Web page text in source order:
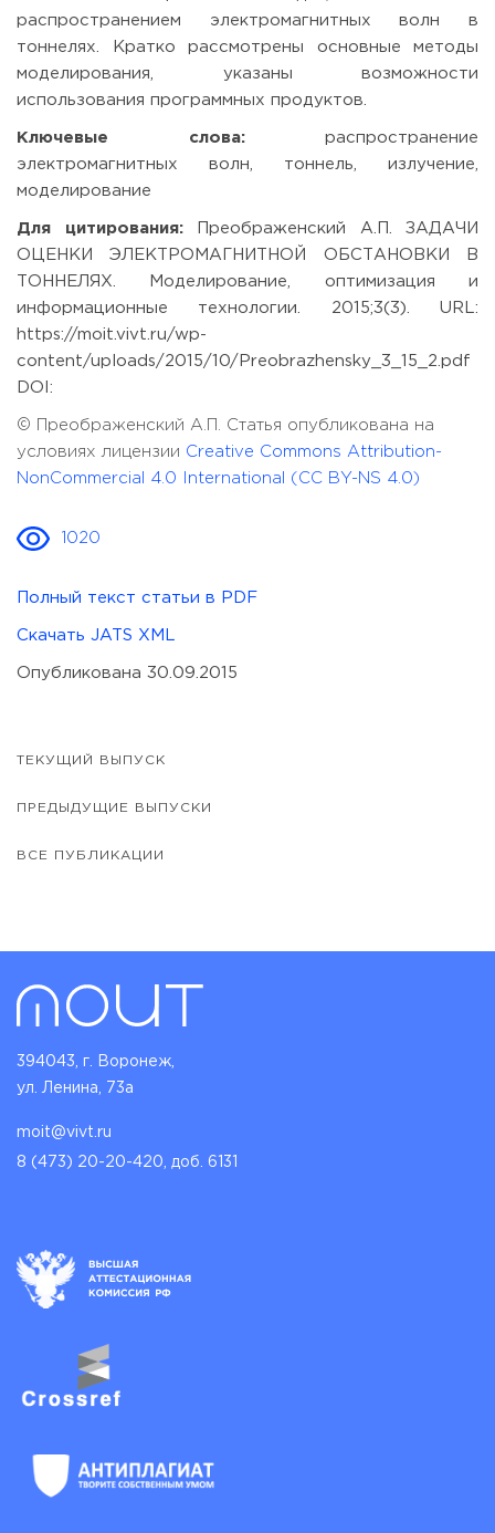
распространением электромагнитных волн в
тоннелях. Кратко рассмотрены основные методы
моделирования, указаны возможности
использования программных продуктов.
Ключевые слова:распространение
электромагнитных волн, тоннель, излучение,
моделирование
Для цитирования:Преображенский А.П. ЗАДАЧИ
ОЦЕНКИ ЭЛЕКТРОМАГНИТНОЙ ОБСТАНОВКИ В
ТОННЕЛЯХ. Моделирование, оптимизация и
информационные технологии. 2015;3(3). URL:
https://moit.vivt.ru/wp-
content/uploads/2015/10/Preobrazhensky_3_15_2.pdf
DOI:
© Преображенский А.П. Статья опубликована на
условиях лицензии Creative Commons Attribution-
NonCommercial 4.0 International (CC BY-NS 4.0)
1020
Полный текст статьи в PDF
Скачать JATS XML
Опубликована 30.09.2015
ТЕКУЩИЙ ВЫПУСК
ПРЕДЫДУЩИЕ ВЫПУСКИ
ВСЕ ПУБЛИКАЦИИ
394043, г. Воронеж,
ул. Ленина, 73а
moit@vivt.ru
8 (473) 20-20-420, доб. 6131